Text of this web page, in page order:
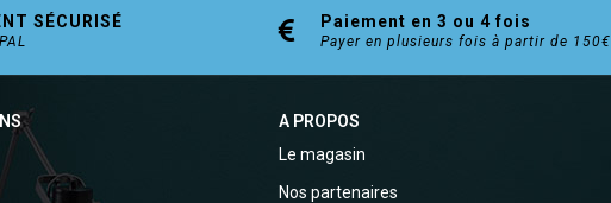
SÉCURISÉ Paiement en 3 ou 4 fois
Payer en plusieurs fois à partir de 150€
A PROPOS
Le magasin
Nos partenaires